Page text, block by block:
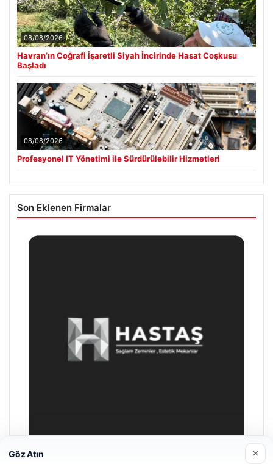
08/08/2026
Havran’ın Coğrafi İşaretli Siyah İncirinde Hasat Coşkusu
Başladı
08/08/2026
Profesyonel IT Yönetimi ile Sürdürülebilir Hizmetleri
Son Eklenen Firmalar
Göz Atın ×